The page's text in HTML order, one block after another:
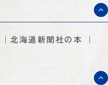
北海道新聞社の本